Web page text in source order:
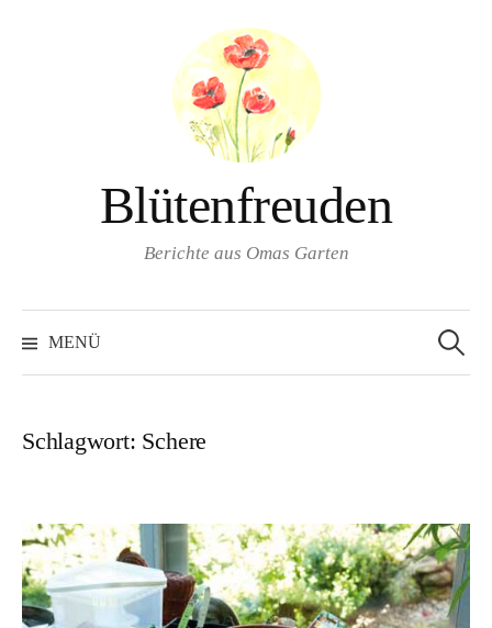
Blütenfreuden
Berichte aus Omas Garten
MENÜ
nach:
Schlagwort: Schere